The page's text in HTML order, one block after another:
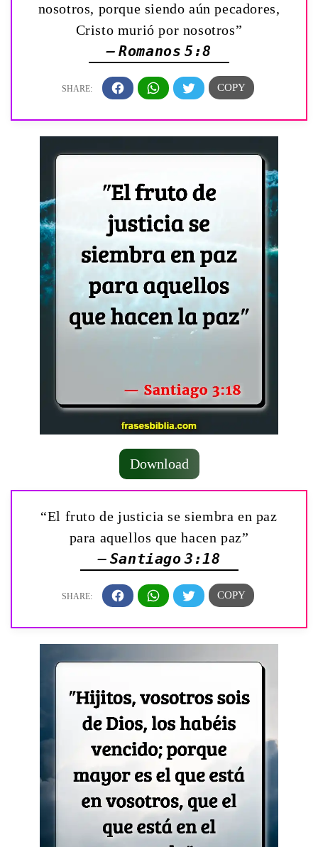
nosotros, porque siendo aún pecadores,
Cristo murió por nosotros”
— Romanos 5:8
Download
“El fruto de justicia se siembra en paz
para aquellos que hacen paz”
— Santiago 3:18